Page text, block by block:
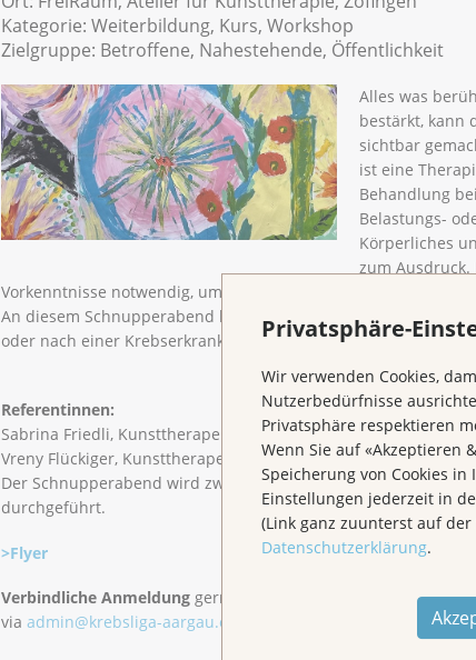
Privatsphäre-
Wir verwenden Cookies,
Nutzerbedürfnisse
Privatsphäre respektieren
Wenn Sie auf «Akzeptieren
Speicherung von Cookies in
Einstellungen jederzeit in
(Link ganz zuunterst auf
Datenschutzerklärung.
Kategorie: Weiterbildung, Kurs, Workshop
Zielgruppe: Betroffene, Nahestehende, Öffentlichkeit
Alles was
bestärkt, kann
sichtbar
ist eine
Behandlung
Belastungs-
Körperliches
zum Ausdruck.
Vorkenntnisse notwendig, um die Wirksamkeit zu erfahren.
An diesem Schnupperabend können Sie die Kunsttherapie als
oder nach einer Krebserkrankung kennenlernen.
Referentinnen:
Sabrina Friedli, Kunsttherapeutin ED,www.arthumano.ch
Vreny Flückiger, Kunsttherapeutin ED,www.atelier-freiraum.ch
Der Schnupperabend wird zweimal im Komplementärtherapie
durchgeführt.
>Flyer
Verbindliche Anmeldung gerne mit Name, Adresse und
via admin@krebsliga-aargau.ch oder Telefon: 062 834 75 75